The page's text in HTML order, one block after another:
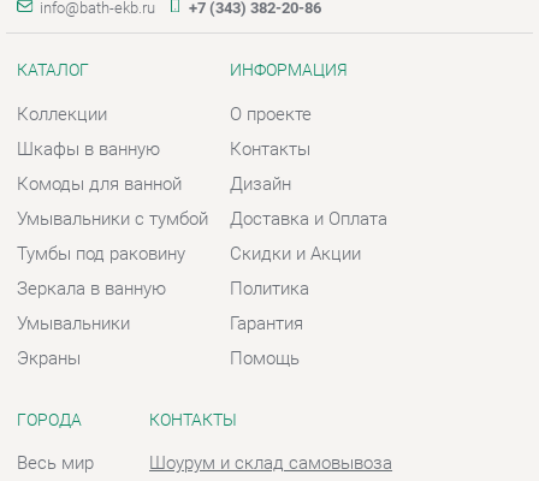
Умывальники с тумбой
Зеркала в ванную
Умывальники
Экраны
Доставка и Оплата
Политика
Гарантия
Помощь
Весь мир
Екатеринбург
Шоурум и склад самовывоза
Адрес: г. Екатеринбург,
Металлургов, 84
Телефон: +7 (343) 382-20-86
Пн - Пт:10:00 - 20:00 (GMT+5)